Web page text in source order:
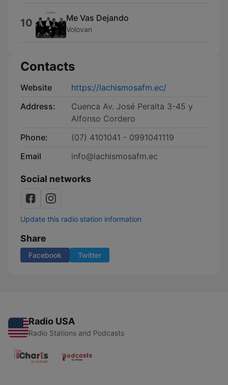
10 Me Vas Dejando
Volovan
Contacts
Website
https://lachismosafm.ec/
Address:
Cuenca Av. José Peralta 3-45 y
Alfonso Cordero
Phone:
(07) 4101041 - 0991041119
Email
info@lachismosafm.ec
Social networks
Update this radio station information
Share
Facebook Twitter
Radio USA
Radio Stations and Podcasts